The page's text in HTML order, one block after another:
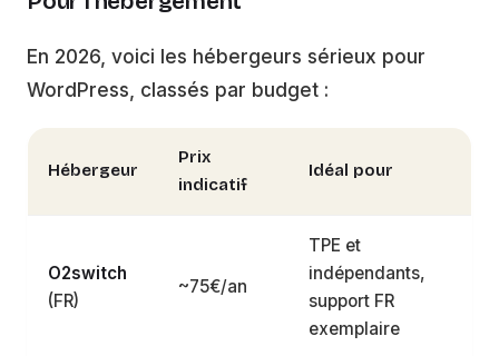
En 2026, voici les hébergeurs sérieux pour
WordPress, classés par budget :
Hébergeur
Prix
indicatif
Idéal pour
O2switch
(FR)
~75€/an
TPE et
indépendants,
support FR
exemplaire